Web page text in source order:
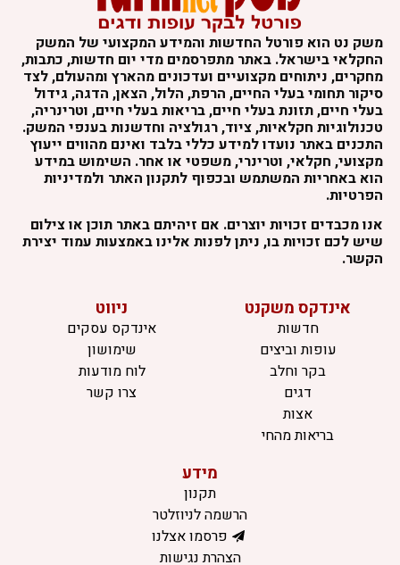
משק נט הוא פורטל החדשות והמידע המקצועי של המשק
החקלאי בישראל. באתר מתפרסמים מדי יום חדשות, כתבות,
מחקרים, ניתוחים מקצועיים ועדכונים מהארץ ומהעולם, לצד
סיקור תחומי בעלי החיים, הרפת, הלול, הצאן, הדגה, גידול
בעלי חיים, תזונת בעלי חיים, בריאות בעלי חיים, וטרינריה,
טכנולוגיות חקלאיות, ציוד, רגולציה וחדשנות בענפי המשק.
התכנים באתר נועדו למידע כללי בלבד ואינם מהווים ייעוץ
מקצועי, חקלאי, וטרינרי, משפטי או אחר. השימוש במידע
הוא באחריות המשתמש ובכפוף לתקנון האתר ולמדיניות
הפרטיות.
אנו מכבדים זכויות יוצרים. אם זיהיתם באתר תוכן או צילום
שיש לכם זכויות בו, ניתן לפנות אלינו באמצעות עמוד יצירת
הקשר.
אינדקס משקנט
חדשות
עופות וביצים
בקר וחלב
דגים
אצות
בריאות מהחי
ניווט
אינדקס עסקים
שימושון
לוח מודעות
צרו קשר
מידע
תקנון
הרשמה לניוזלטר
פרסמו אצלנו
הצהרת נגישות